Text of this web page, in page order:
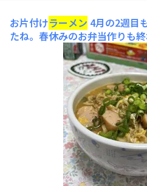
お片付けラーメン 4月の2週目
たね。春休みのお弁当作りも
お弁当用に買った皮無しウイ
で、た〜くさん入れて、卵で
とお味噌汁は冷蔵庫のお
ます笑なにをいれても美味し